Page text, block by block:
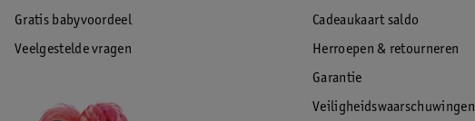
Gratis babyvoordeel
Veelgestelde vragen
Cadeaukaart saldo
Herroepen & retourneren
Garantie
Veiligheidswaarschuwingen